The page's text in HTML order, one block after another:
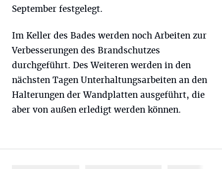
September festgelegt.
Im Keller des Bades werden noch Arbeiten zur
Verbesserungen des Brandschutzes
durchgeführt. Des Weiteren werden in den
nächsten Tagen Unterhaltungsarbeiten an den
Halterungen der Wandplatten ausgeführt, die
aber von außen erledigt werden können.